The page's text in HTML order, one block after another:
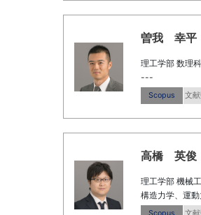
曽我 幸平
理工学部 数理
---
Scopus 文
高橋 英俊
理工学部 機械
構造力学、運